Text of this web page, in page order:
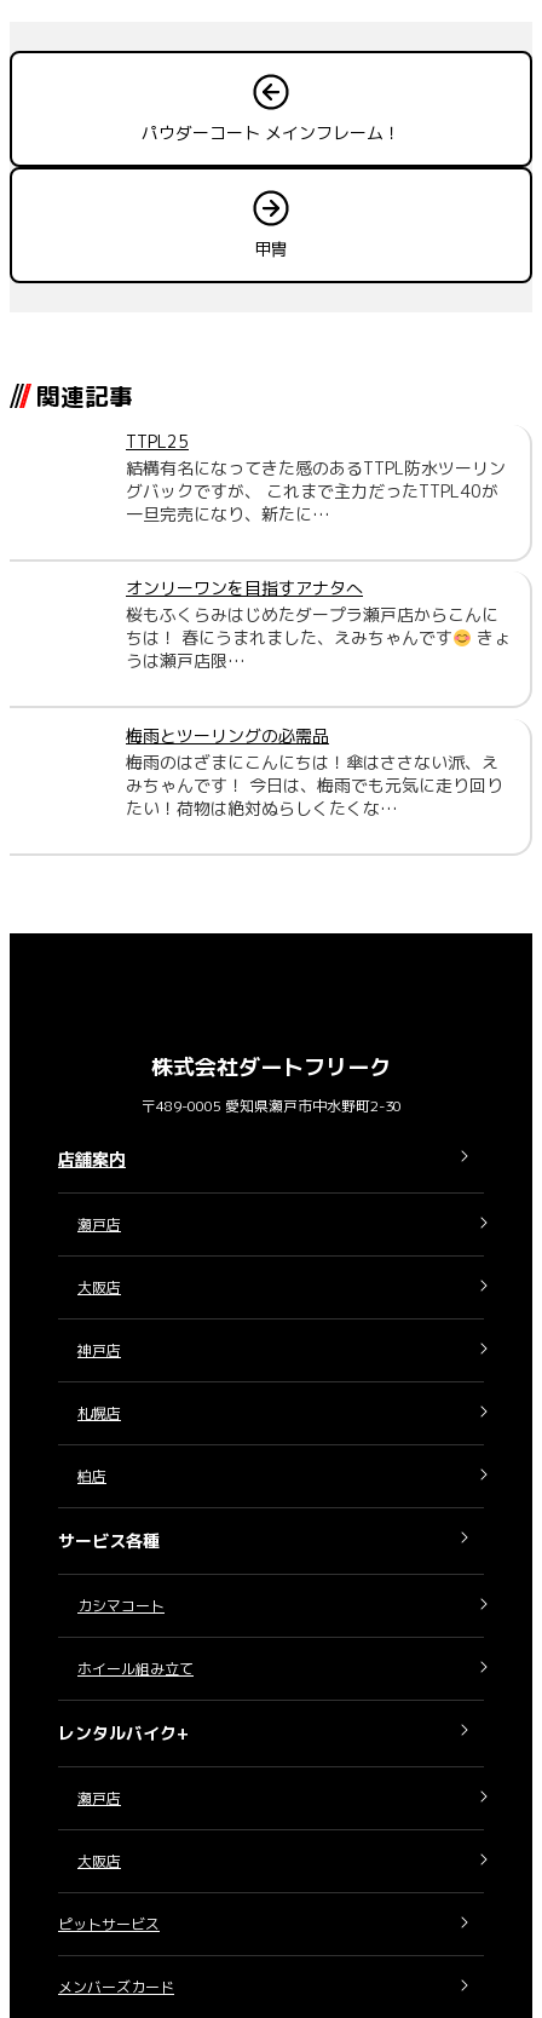
パウダーコート メインフレーム！
甲冑
関連記事
TTPL25
結構有名になってきた感のあるTTPL防水ツーリン
グバックですが、 これまで主力だったTTPL40が
一旦完売になり、新たに…
オンリーワンを目指すアナタへ
桜もふくらみはじめたダープラ瀬戸店からこんに
ちは！ 春にうまれました、えみちゃんです
きょ
うは瀬戸店限…
梅雨とツーリングの必需品
梅雨のはざまにこんにちは！傘はささない派、え
みちゃんです！ 今日は、梅雨でも元気に走り回り
たい！荷物は絶対ぬらしくたくな…
株式会社ダートフリーク
〒489-0005 愛知県瀬戸市中水野町2-30
店舗案内
瀬戸店
大阪店
神戸店
札幌店
柏店
サービス各種
カシマコート
ホイール組み立て
レンタルバイク+
瀬戸店
大阪店
ピットサービス
メンバーズカード